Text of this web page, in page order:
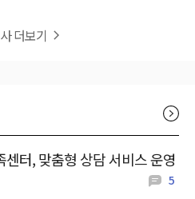
더보기
터, 맞춤형 상담 서비스 운영
5